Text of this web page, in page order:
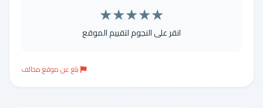
★
★
★
★
★
انقر على النجوم لتقييم الموقع
بلغ عن موقع مخالف